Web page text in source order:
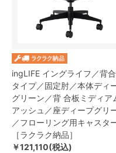
ingLIFE イングライフ／背
タイプ／固定肘／本体ディ
グリーン／背 合板ミディア
アッシュ／座ディープグリ
／フローリング用キャスタ
［ラクラク納品］
￥121,110(税込)